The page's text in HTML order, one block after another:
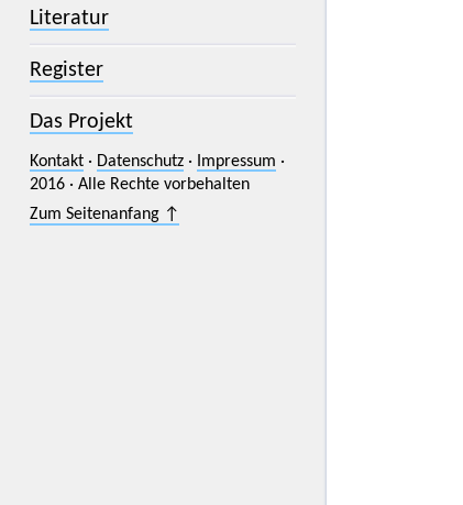
Literatur
Register
Das Projekt
Kontakt· Datenschutz· Impressum ·
2016 · Alle Rechte vorbehalten
Zum Seitenanfang ↑